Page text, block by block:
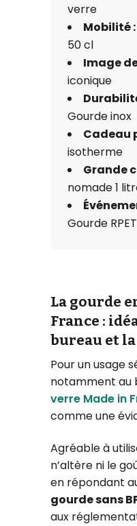
verre
Mobilité :
50 cl
Image
iconique
Gourde inox
Cadeau
isotherme
Grande
nomade 1
Gourde RPET
La gourde
France :
bureau et la
Pour un usage
notamment au
verre Made in
comme une
Agréable à
n’altère ni le
en répondant
gourde sans
aux